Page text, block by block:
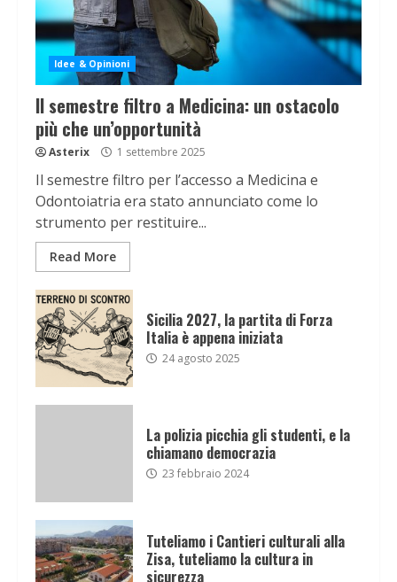
Idee & Opinioni
Il semestre filtro a Medicina: un ostacolo
più che un’opportunità
Asterix 1 settembre 2025
Il semestre filtro per l’accesso a Medicina e
Odontoiatria era stato annunciato come lo
strumento per restituire...
Read More
Sicilia 2027, la partita di Forza
Italia è appena iniziata
24 agosto 2025
La polizia picchia gli studenti, e la
chiamano democrazia
23 febbraio 2024
Tuteliamo i Cantieri culturali alla
Zisa, tuteliamo la cultura in
sicurezza